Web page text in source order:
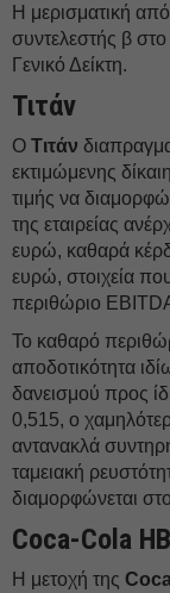
Η μερισματική
συντελεστής β
Γενικό Δείκτη.
Τιτάν
Ο Τιτάν
εκτιμώμενης
τιμής να
της εταιρείας
ευρώ, καθαρά
ευρώ, στοιχεία
περιθώριο
Το καθαρό
αποδοτικότητα
δανεισμού προς
0,515, ο
αντανακλά
ταμειακή
διαμορφώνεται
Coca-Cola
Η μετοχή της